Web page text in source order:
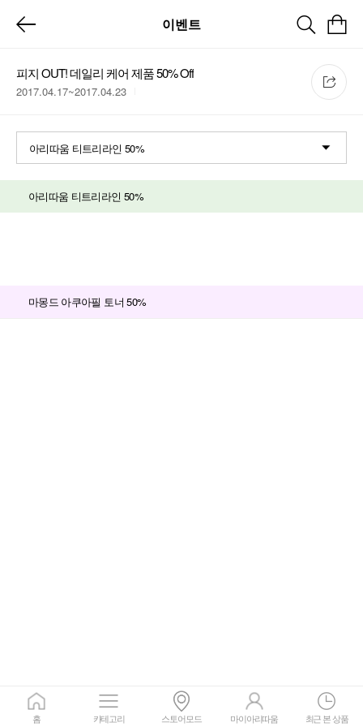
이벤트
피지 OUT! 데일리 케어 제품 50% Off
2017.04.17~2017.04.23
아리따움 티트리라인 50%
아리따움 티트리라인 50%
마몽드 아쿠아필 토너 50%
홈 카테고리 스토어모드 마이아리따움 최근 본 상품